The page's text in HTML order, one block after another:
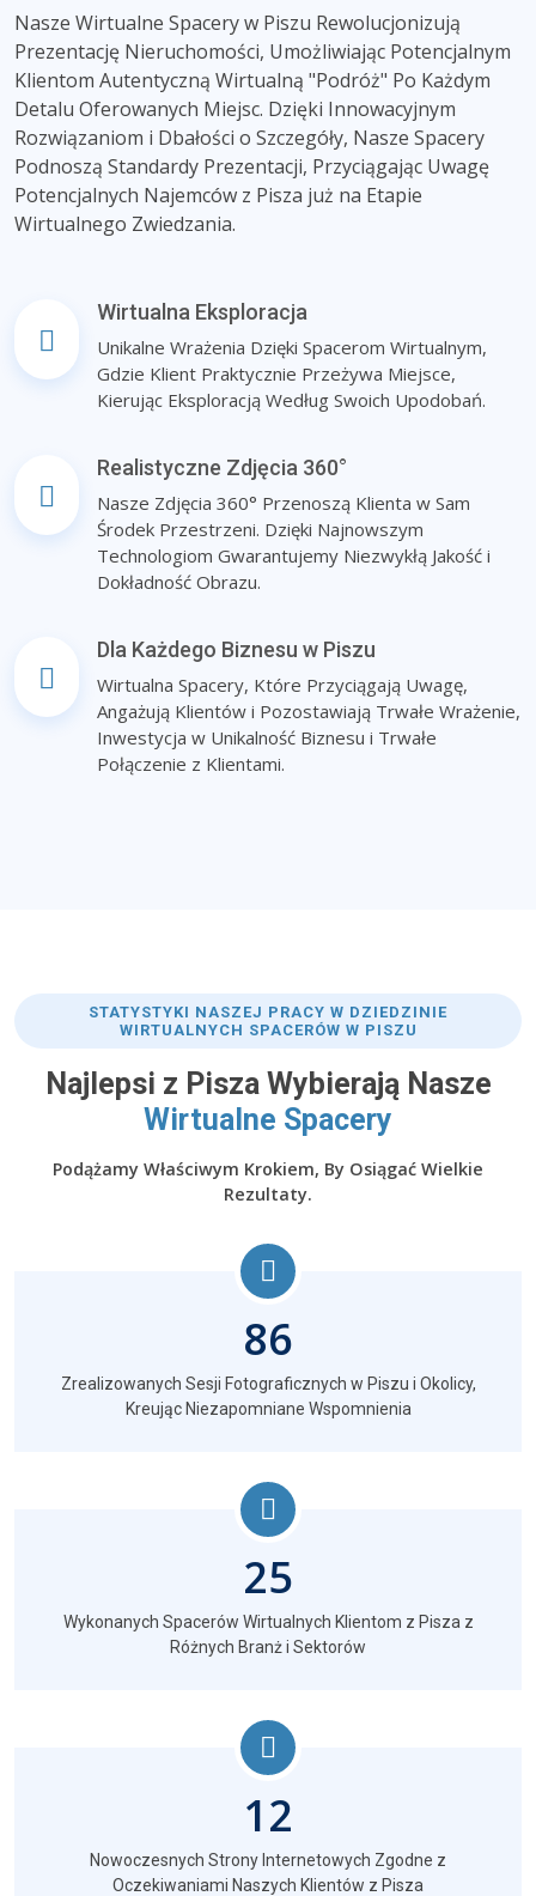
Nasze Wirtualne Spacery w Piszu Rewolucjonizują
Prezentację Nieruchomości, Umożliwiając Potencjalnym
Klientom Autentyczną Wirtualną "Podróż" Po Każdym
Detalu Oferowanych Miejsc. Dzięki Innowacyjnym
Rozwiązaniom i Dbałości o Szczegóły, Nasze Spacery
Podnoszą Standardy Prezentacji, Przyciągając Uwagę
Potencjalnych Najemców z Pisza już na Etapie
Wirtualnego Zwiedzania.
Wirtualna Eksploracja
Unikalne Wrażenia Dzięki Spacerom Wirtualnym,
Gdzie Klient Praktycznie Przeżywa Miejsce,
Kierując Eksploracją Według Swoich Upodobań.
Realistyczne Zdjęcia 360°
Nasze Zdjęcia 360° Przenoszą Klienta w Sam
Środek Przestrzeni. Dzięki Najnowszym
Technologiom Gwarantujemy Niezwykłą Jakość i
Dokładność Obrazu.
Dla Każdego Biznesu w Piszu
Wirtualna Spacery, Które Przyciągają Uwagę,
Angażują Klientów i Pozostawiają Trwałe Wrażenie,
Inwestycja w Unikalność Biznesu i Trwałe
Połączenie z Klientami.
STATYSTYKI NASZEJ PRACY W DZIEDZINIE
WIRTUALNYCH SPACERÓW W PISZU
Najlepsi z Pisza Wybierają Nasze
Wirtualne Spacery
Podążamy Właściwym Krokiem, By Osiągać Wielkie
Rezultaty.
86
Zrealizowanych Sesji Fotograficznych w Piszu i Okolicy,
Kreując Niezapomniane Wspomnienia
25
Wykonanych Spacerów Wirtualnych Klientom z Pisza z
Różnych Branż i Sektorów
12
Nowoczesnych Strony Internetowych Zgodne z
Oczekiwaniami Naszych Klientów z Pisza